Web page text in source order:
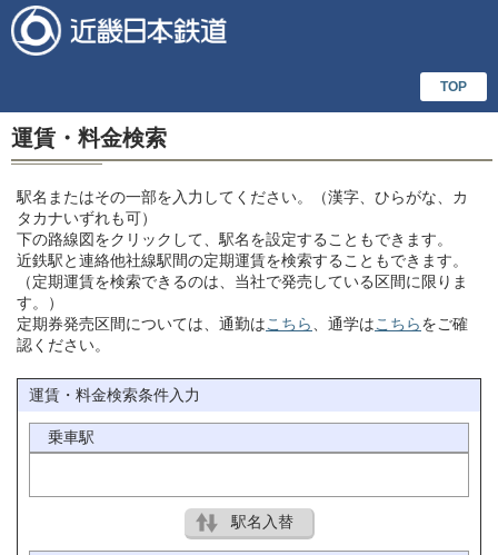
TOP
運賃・料金検索
駅名またはその一部を入力してください。（漢字、ひらがな、カ
タカナいずれも可）
下の路線図をクリックして、駅名を設定することもできます。
近鉄駅と連絡他社線駅間の定期運賃を検索することもできます。
（定期運賃を検索できるのは、当社で発売している区間に限りま
す。）
定期券発売区間については、通勤はこちら、通学はこちらをご確
認ください。
運賃・料金検索条件入力
乗車駅
駅名入替